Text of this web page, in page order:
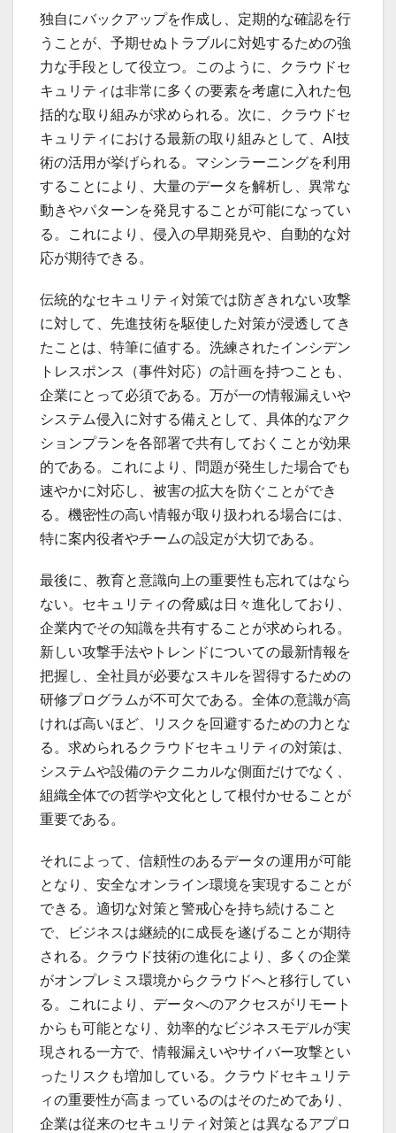
独自にバックアップを作成し、定期的な確認を行
うことが、予期せぬトラブルに対処するための強
力な手段として役立つ。このように、クラウドセ
キュリティは非常に多くの要素を考慮に入れた包
括的な取り組みが求められる。次に、クラウドセ
キュリティにおける最新の取り組みとして、AI技
術の活用が挙げられる。マシンラーニングを利用
することにより、大量のデータを解析し、異常な
動きやパターンを発見することが可能になってい
る。これにより、侵入の早期発見や、自動的な対
応が期待できる。
伝統的なセキュリティ対策では防ぎきれない攻撃
に対して、先進技術を駆使した対策が浸透してき
たことは、特筆に値する。洗練されたインシデン
トレスポンス（事件対応）の計画を持つことも、
企業にとって必須である。万が一の情報漏えいや
システム侵入に対する備えとして、具体的なアク
ションプランを各部署で共有しておくことが効果
的である。これにより、問題が発生した場合でも
速やかに対応し、被害の拡大を防ぐことができ
る。機密性の高い情報が取り扱われる場合には、
特に案内役者やチームの設定が大切である。
最後に、教育と意識向上の重要性も忘れてはなら
ない。セキュリティの脅威は日々進化しており、
企業内でその知識を共有することが求められる。
新しい攻撃手法やトレンドについての最新情報を
把握し、全社員が必要なスキルを習得するための
研修プログラムが不可欠である。全体の意識が高
ければ高いほど、リスクを回避するための力とな
る。求められるクラウドセキュリティの対策は、
システムや設備のテクニカルな側面だけでなく、
組織全体での哲学や文化として根付かせることが
重要である。
それによって、信頼性のあるデータの運用が可能
となり、安全なオンライン環境を実現することが
できる。適切な対策と警戒心を持ち続けること
で、ビジネスは継続的に成長を遂げることが期待
される。クラウド技術の進化により、多くの企業
がオンプレミス環境からクラウドへと移行してい
る。これにより、データへのアクセスがリモート
からも可能となり、効率的なビジネスモデルが実
現される一方で、情報漏えいやサイバー攻撃とい
ったリスクも増加している。クラウドセキュリテ
ィの重要性が高まっているのはそのためであり、
企業は従来のセキュリティ対策とは異なるアプロ